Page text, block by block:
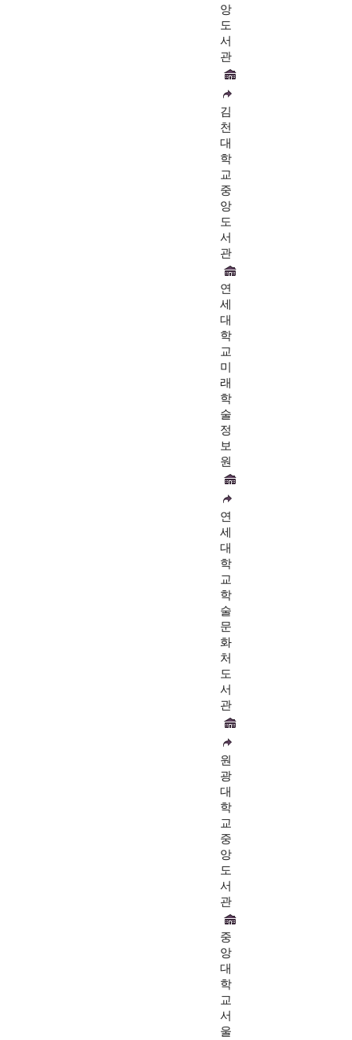
앙
도
서
관
김
천
대
학
교
중
앙
도
서
관
연
세
대
학
교
미
래
학
술
정
보
원
연
세
대
학
교
학
술
문
화
처
도
서
관
원
광
대
학
교
중
앙
도
서
관
중
앙
대
학
교
서
울